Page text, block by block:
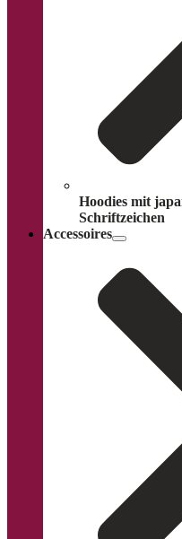
Hoodies mit
Schriftzeichen
Accessoires